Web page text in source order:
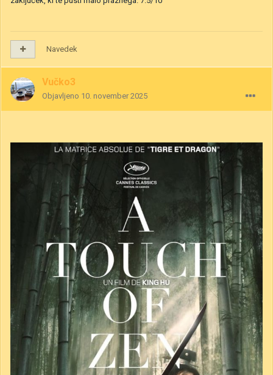
Navedek
Vučko3
Objavljeno 10. november 2025